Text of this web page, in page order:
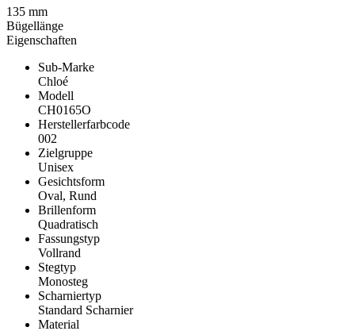
Eigenschaften
Sub-Marke
Chloé
Modell
CH0165O
Herstellerfarbcode
002
Zielgruppe
Unisex
Gesichtsform
Oval, Rund
Brillenform
Quadratisch
Fassungstyp
Vollrand
Stegtyp
Monosteg
Scharniertyp
Standard Scharnier
Material
135 mm
Bügellänge